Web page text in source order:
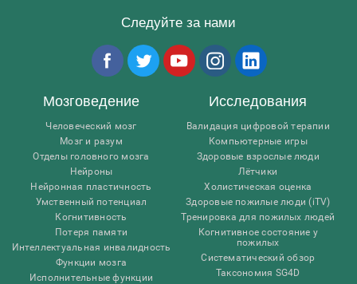
Следуйте за нами
Мозговедение
Человеческий мозг
Мозг и разум
Отделы головного мозга
Нейроны
Нейронная пластичность
Умственный потенциал
Когнитивность
Потеря памяти
Интеллектуальная инвалидность
Функции мозга
Исполнительные функции
Исследования
Валидация цифровой терапии
Компьютерные игры
Здоровые взрослые люди
Лётчики
Холистическая оценка
Здоровые пожилые люди (iTV)
Тренировка для пожилых людей
Когнитивное состояние у
пожилых
Систематический обзор
Таксономия SG4D